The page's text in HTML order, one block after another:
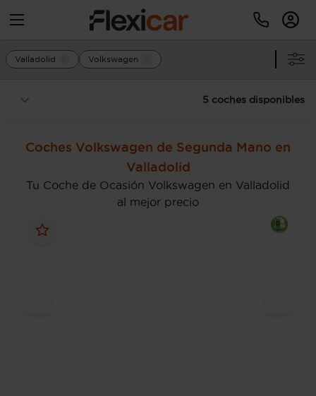
Valladolid Volkswagen
5 coches disponibles
Coches Volkswagen de Segunda Mano en
Valladolid
Tu Coche de Ocasión Volkswagen en Valladolid
al mejor precio